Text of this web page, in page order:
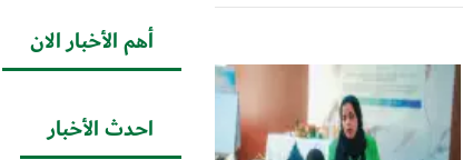
أهم الأخبار الان
احدث الأخبار